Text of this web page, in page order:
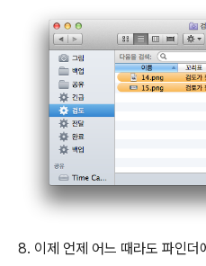
8. 이제 언제 어느 때라도 파인더